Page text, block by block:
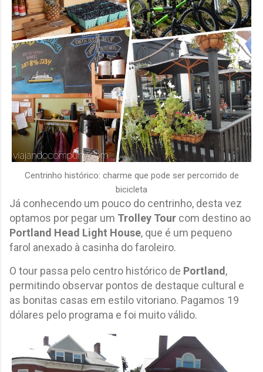
Centrinho histórico: charme que pode ser percorrido de
bicicleta
Já conhecendo um pouco do centrinho, desta vez
optamos por pegar um Trolley Tour com destino ao
Portland Head Light House, que é um pequeno
farol anexado à casinha do faroleiro.
O tour passa pelo centro histórico de Portland,
permitindo observar pontos de destaque cultural e
as bonitas casas em estilo vitoriano. Pagamos 19
dólares pelo programa e foi muito válido.